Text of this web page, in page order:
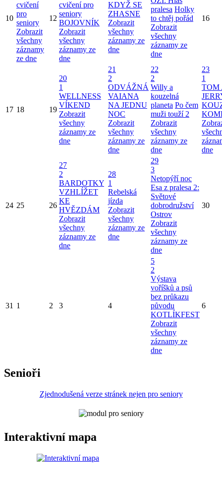
10
cvičení
pro
seniory
Zobrazit
všechny
záznamy
ze dne
12
cvičení pro
seniory
BOJOVNÍK
Zobrazit
všechny
záznamy ze
dne
KDYŽ SE
ZHASNE
Zobrazit
všechny
záznamy ze
dne
pralesa Holky
to chtěj pořád
Zobrazit
všechny
záznamy ze
dne
16
17 18 19
20
1
WELLNESS
VÍKEND
Zobrazit
všechny
záznamy ze
dne
21
2
ODVÁŽNÁ
VAIANA
NA JEDNU
NOC
Zobrazit
všechny
záznamy ze
dne
22
2
Willy a
kouzelná
planeta Po čem
muži touží 2
Zobrazit
všechny
záznamy ze
dne
23
1
TOM
dne
24 25 26
27
2
BARDOTKY
VZHLÍŽET
KE
HVĚZDÁM
Zobrazit
všechny
záznamy ze
dne
28
1
Rebelská
jízda
Zobrazit
všechny
záznamy ze
dne
29
3
Netopýří noc
Esa z pralesa 2:
Světové
dobrodružství
Ostrov
Zobrazit
všechny
záznamy ze
dne
30
31 1 2 3 4
5
2
Výstava
voříšků a psů
bez průkazu
původu
KOTLÍKFEST
Zobrazit
všechny
záznamy ze
dne
6
Senioři
Zjednodušená verze stránek nejen pro seniory
Interaktivní mapa